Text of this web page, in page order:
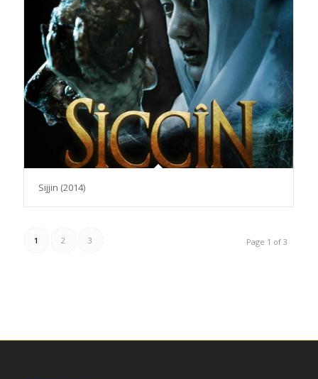
Sijjin (2014)
Page 1 of 3
1 2 3